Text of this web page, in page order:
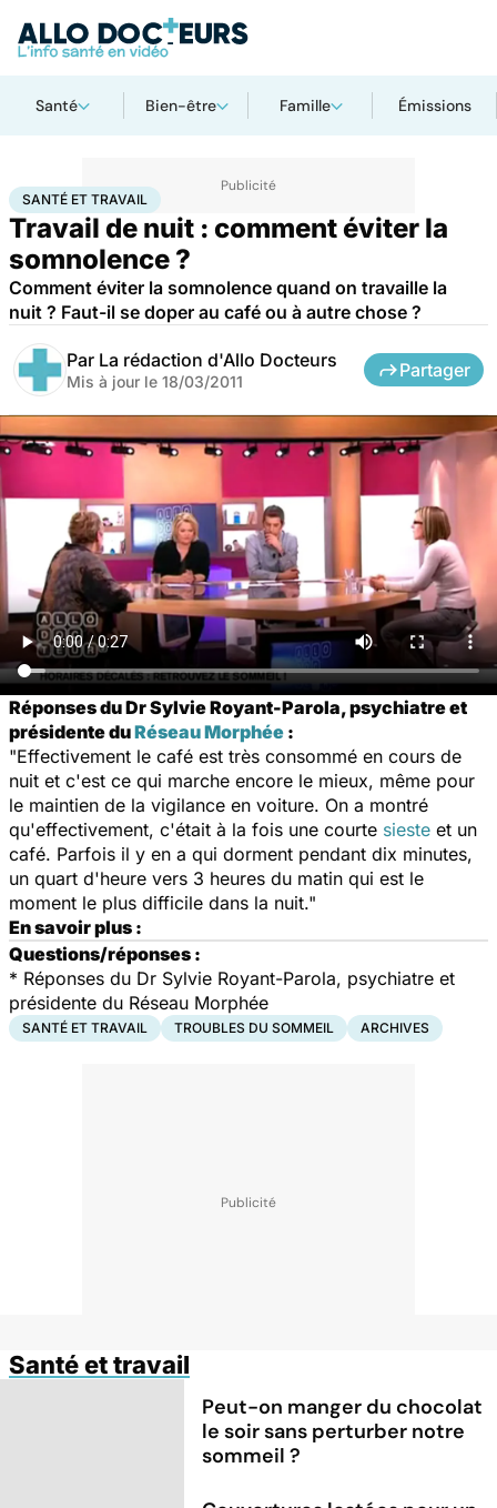
Santé Bien-être Famille Émissions
AccueilSantéSanté et travail
SANTÉ ET TRAVAIL
Travail de nuit : comment éviter la
somnolence ?
Comment éviter la somnolence quand on travaille la
nuit ? Faut-il se doper au café ou à autre chose ?
Par La rédaction d'Allo Docteurs
Mis à jour le 18/03/2011
Partager
Réponses du Dr Sylvie Royant-Parola, psychiatre et
présidente duRéseau Morphée :
"Effectivement le café est très consommé en cours de
nuit et c'est ce qui marche encore le mieux, même pour
le maintien de la vigilance en voiture. On a montré
qu'effectivement, c'était à la fois une courte sieste et un
café. Parfois il y en a qui dorment pendant dix minutes,
un quart d'heure vers 3 heures du matin qui est le
moment le plus difficile dans la nuit."
En savoir plus :
Questions/réponses :
* Réponses du Dr Sylvie Royant-Parola, psychiatre et
présidente du Réseau Morphée
SANTÉ ET TRAVAIL TROUBLES DU SOMMEIL ARCHIVES
Santé et travail
Peut-on manger du chocolat
le soir sans perturber notre
sommeil ?